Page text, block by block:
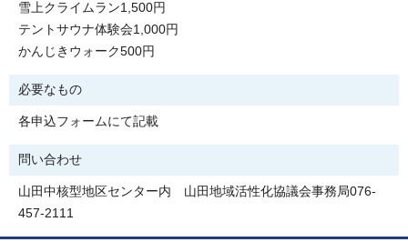
雪上クライムラン1,500円
テントサウナ体験会1,000円
かんじきウォーク500円
必要なもの
各申込フォームにて記載
問い合わせ
山田中核型地区センター内 山田地域活性化協議会事務局076-
457-2111